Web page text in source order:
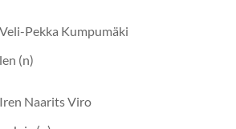
Pekka Kumpumäki
(n)
Naarits Viro